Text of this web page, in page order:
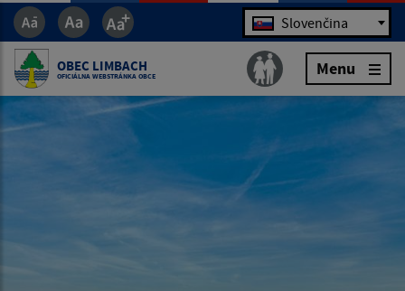
Jazyk Slovenčina
OBEC LIMBACH
OFICIÁLNA WEBSTRÁNKA OBCE Menu